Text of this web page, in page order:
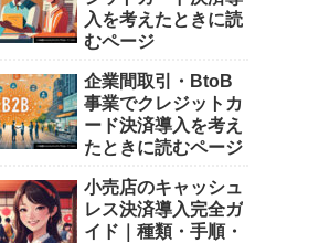
入を考えたときに読
むページ
企業間取引・BtoB
事業でクレジットカ
ード決済導入を考え
たときに読むページ
小売店のキャッシュ
レス決済導入完全ガ
イド｜種類・手順・